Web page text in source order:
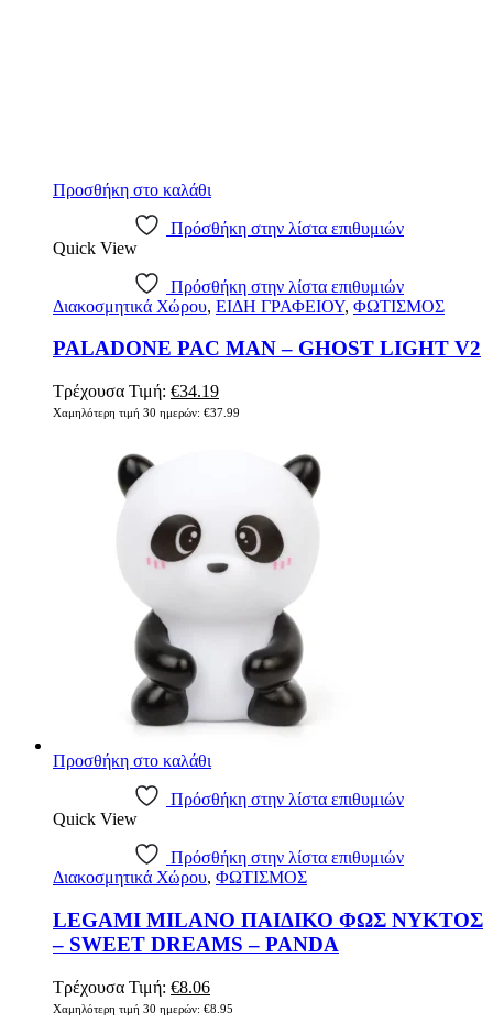
Προσθήκη στο καλάθι
Πρόσθήκη στην λίστα επιθυμιών
Quick View
Πρόσθήκη στην λίστα επιθυμιών
Διακοσμητικά Χώρου, ΕΙΔΗ ΓΡΑΦΕΙΟΥ, ΦΩΤΙΣΜΟΣ
PALADONE PAC MAN – GHOST LIGHT V2
Τρέχουσα Τιμή: Original
price
€34.19Η
τρέχουσα
Χαμηλότερη τιμή 30 ημερών: €37.99
Προσθήκη στο καλάθι
Πρόσθήκη στην λίστα επιθυμιών
Quick View
Πρόσθήκη στην λίστα επιθυμιών
Διακοσμητικά Χώρου, ΦΩΤΙΣΜΟΣ
LEGAMI MILANO ΠΑΙΔΙΚΟ ΦΩΣ ΝΥΚΤΟΣ
– SWEET DREAMS – PANDA
Τρέχουσα Τιμή: Original
price
€8.06Η
τρέχουσα
Χαμηλότερη τιμή 30 ημερών: €8.95